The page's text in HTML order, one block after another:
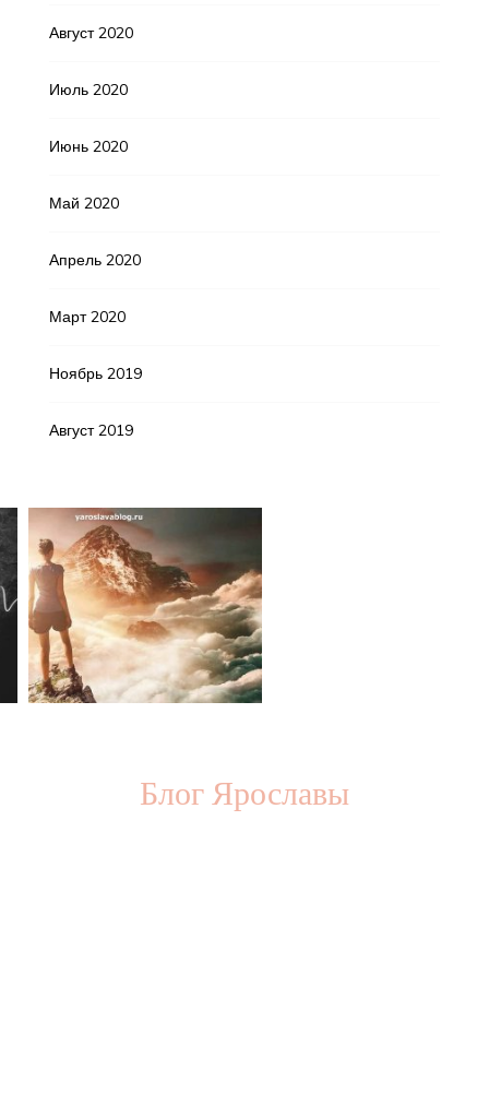
Август 2020
Июль 2020
Июнь 2020
Май 2020
Апрель 2020
Март 2020
Ноябрь 2019
Август 2019
Блог Ярославы